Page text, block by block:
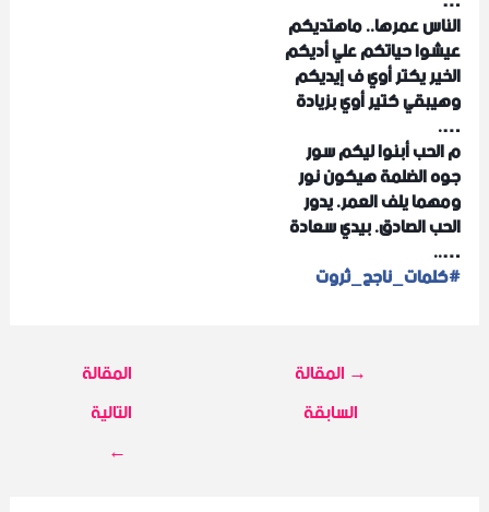
الناس عمرها.. ماهتديكم
عيشوا حياتكم علي أديكم
الخير يكتر أوي ف إيديكم
وهيبقي كتير أوي بزيادة
….
م الحب أبنوا ليكم سور
جوه الضلمة هيكون نور
ومهما يلف العمر. يدور
الحب الصادق. بيدي سعادة
…..
#كلمات_ناجح_ثروت
→المقالة
السابقة
المقالة
التالية
←